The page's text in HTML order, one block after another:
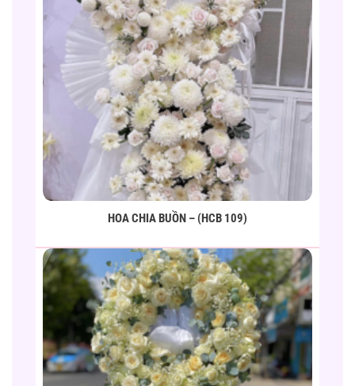
HOA CHIA BUỒN – (HCB 109)